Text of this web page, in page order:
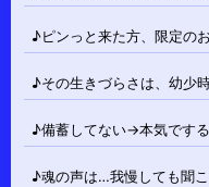
♪ピンっと来た方、限定の
♪その生きづらさは、幼少
♪備蓄してない→本気です
♪魂の声は…我慢しても聞